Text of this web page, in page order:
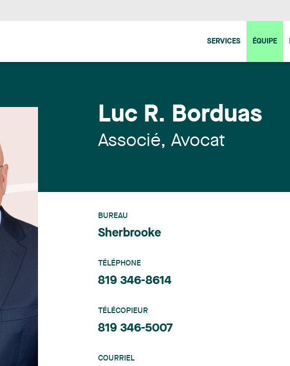
SERVICES ÉQUIPE
Luc R. Borduas
Associé, Avocat
BUREAU
Sherbrooke
TÉLÉPHONE
819 346-8614
TÉLÉCOPIEUR
819 346-5007
COURRIEL